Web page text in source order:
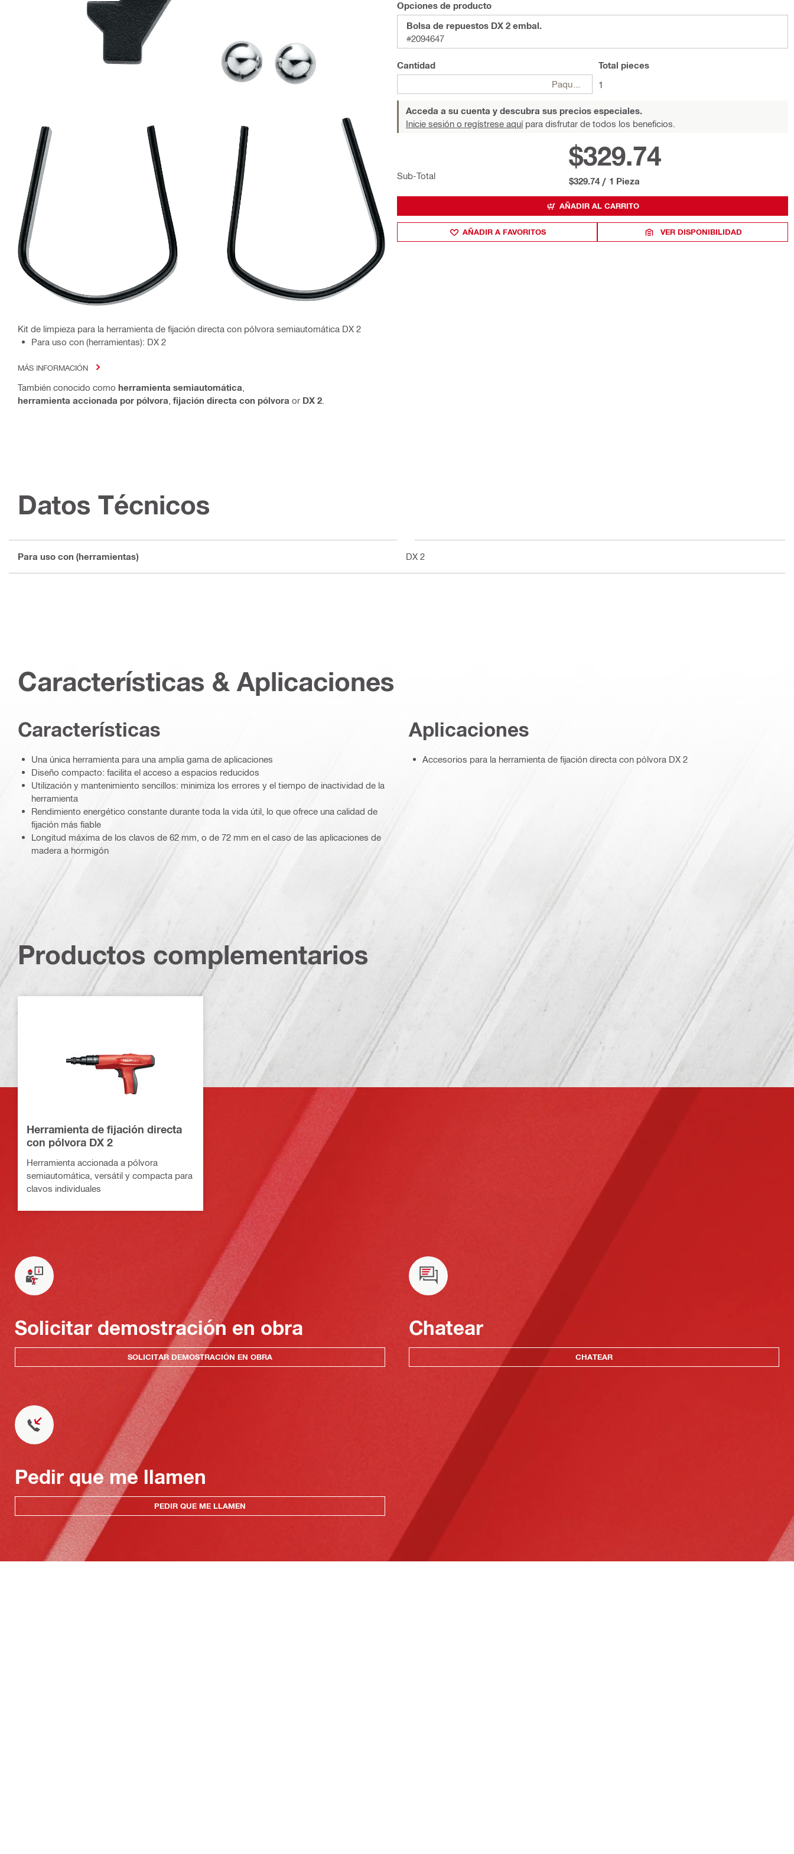
Kit de limpieza para la herramienta de fijación directa con pólvora semiautomática DX 2
Para uso con (herramientas): DX 2
MÁS INFORMACIÓN
También conocido como herramienta semiautomática
herramienta accionada por pólvora fijación directa con pólvora or DX 2
Opciones de producto
Bolsa de repuestos DX 2 embal.
#2094647
Cantidad
Paquetes
Total pieces
1
Acceda a su cuenta y descubra sus precios especiales.
Inicie sesión o regístrese aquípara disfrutar de todos los beneficios.
Sub-Total
$329.74
$329.74 / 1 Pieza
AÑADIR AL CARRITO
AÑADIR A FAVORITOS VER DISPONIBILIDAD
Datos Técnicos
Para uso con (herramientas) DX 2
Características & Aplicaciones
Características
Una única herramienta para una amplia gama de aplicaciones
Diseño compacto: facilita el acceso a espacios reducidos
Utilización y mantenimiento sencillos: minimiza los errores y el tiempo de inactividad de la
herramienta
Rendimiento energético constante durante toda la vida útil, lo que ofrece una calidad de
fijación más fiable
Longitud máxima de los clavos de 62 mm, o de 72 mm en el caso de las aplicaciones de
madera a hormigón
Aplicaciones
Accesorios para la herramienta de fijación directa con pólvora DX 2
Productos complementarios
Herramienta de fijación directa
con pólvora DX 2
Herramienta accionada a pólvora
semiautomática, versátil y compacta para
clavos individuales
Solicitar demostración en obra
SOLICITAR DEMOSTRACIÓN EN OBRA
Chatear
CHATEAR
Pedir que me llamen
PEDIR QUE ME LLAMEN